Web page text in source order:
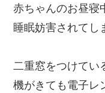
赤ちゃんのお昼寝
睡眠妨害されてし
二重窓をつけてい
機がきても電子レ